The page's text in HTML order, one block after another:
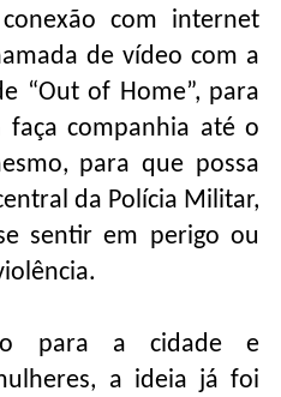
com internet
de vídeo com a
“Out of Home”, para
companhia até o
para que possa
da Polícia Militar,
sentir em perigo ou
para a cidade e
a ideia já foi